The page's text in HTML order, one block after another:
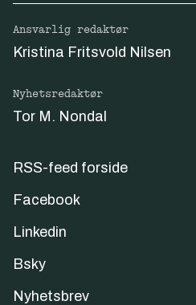
Ansvarlig redaktør
Kristina Fritsvold Nilsen
Nyhetsredaktør
Tor M. Nondal
RSS-feed forside
Facebook
Linkedin
Bsky
Nyhetsbrev